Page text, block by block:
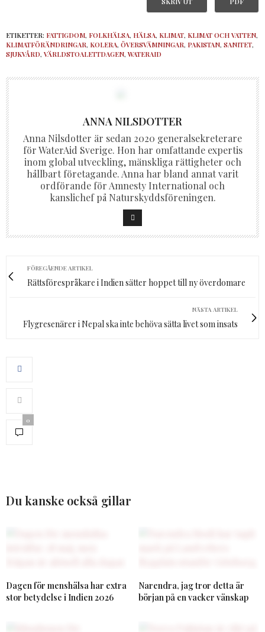
ETIKETTER: FATTIGDOM, FOLKHÄLSA, HÄLSA, KLIMAT, KLIMAT OCH VATTEN,
KLIMATFÖRÄNDRINGAR, KOLERA, ÖVERSVÄMNINGAR, PAKISTAN, SANITET,
SJUKVÅRD, VÄRLDSTOALETTDAGEN, WATERAID
ANNA NILSDOTTER
Anna Nilsdotter är sedan 2020 generalsekreterare
för WaterAid Sverige. Hon har omfattande expertis
inom global utveckling, mänskliga rättigheter och
hållbart företagande. Anna har bland annat varit
ordförande för Amnesty International och
kanslichef på Naturskyddsföreningen.
FÖREGÅENDE ARTIKEL
Rättsförespråkare i Indien sätter hoppet till ny överdomare
NÄSTA ARTIKEL
Flygresenärer i Nepal ska inte behöva sätta livet som insats
0
Du kanske också gillar
Dagen för menshälsa har extra
stor betydelse i Indien 2026
Narendra, jag tror detta är
början på en vacker vänskap